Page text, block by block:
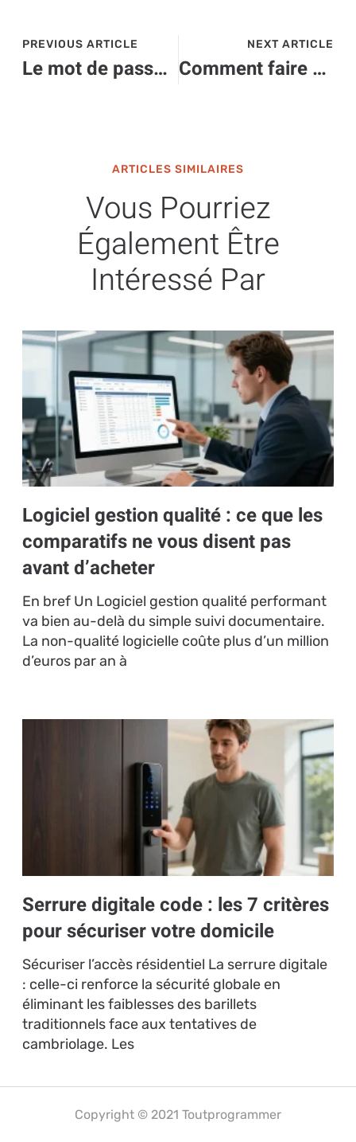
PREVIOUS ARTICLE
Le mot de passe icloud oublié : que faire ?
NEXT ARTICLE
Comment faire un copier coller sur mac ?
ARTICLES SIMILAIRES
Vous Pourriez
Également Être
Intéressé Par
Logiciel gestion qualité : ce que les
comparatifs ne vous disent pas
avant d’acheter
En bref Un Logiciel gestion qualité performant
va bien au-delà du simple suivi documentaire.
La non-qualité logicielle coûte plus d’un million
d’euros par an à
Serrure digitale code : les 7 critères
pour sécuriser votre domicile
Sécuriser l’accès résidentiel La serrure digitale
: celle-ci renforce la sécurité globale en
éliminant les faiblesses des barillets
traditionnels face aux tentatives de
cambriolage. Les
Copyright © 2021 Toutprogrammer